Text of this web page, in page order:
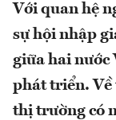
Với quan hệ
sự hội nhập
giữa hai nước
phát triển. Về
thị trường có